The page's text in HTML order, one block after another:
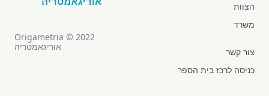
הצוות
משרד
צור קשר
כניסה לרכז בית הספר
Origametria © 2022
אוריגאמטריה